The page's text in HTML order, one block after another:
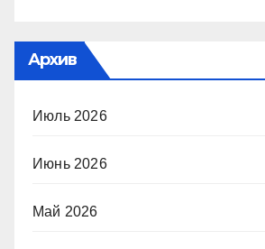
Архив
Июль 2026
Июнь 2026
Май 2026